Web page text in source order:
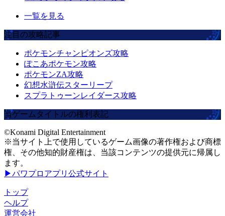
一覧を見る
注目の攻略記事
ポケモンチャンピオンズ攻略
ぽこあポケモン攻略
ポケモンZA攻略
幻想水滸伝スターリープ
スプラトゥーンレイダース攻略
当ゲームタイトルの権利表記
©Konami Digital Entertainment
※当サイト上で使用しているゲーム画像の著作権および商標
権、その他知的財産権は、当該コンテンツの提供元に帰属し
ます。
▶パワプロアプリ公式サイト
トップ
ヘルプ
運営会社